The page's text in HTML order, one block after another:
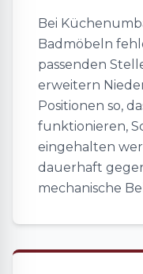
Bei
Badmöbeln
passenden
erweitern
Positionen so,
funktionieren,
eingehalten
dauerhaft
mechanische